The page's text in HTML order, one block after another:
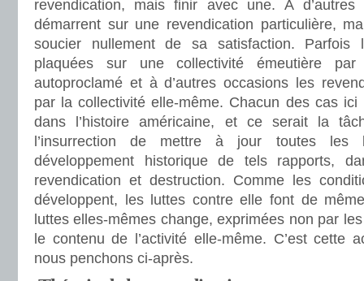
revendication, mais finir avec une. À d’autres
démarrent sur une revendication particulière,
soucier nullement de sa satisfaction. Parfois
plaquées sur une collectivité émeutière
autoproclamé et à d’autres occasions les
par la collectivité elle-même. Chacun des cas ici
dans l’histoire américaine, et ce serait la
l’insurrection de mettre à jour toutes les
développement historique de tels rapports,
revendication et destruction. Comme les
développent, les luttes contre elle font de
luttes elles-mêmes change, exprimées non par
le contenu de l’activité elle-même. C’est cette
nous penchons ci-après.